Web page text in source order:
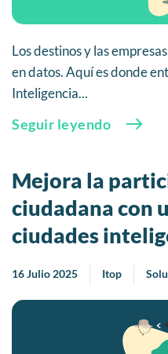
Los destinos y las
en datos. Aquí es donde
Inteligencia...
Seguir leyendo
Mejora la
ciudadana con
ciudades
16 Julio 2025 Itop